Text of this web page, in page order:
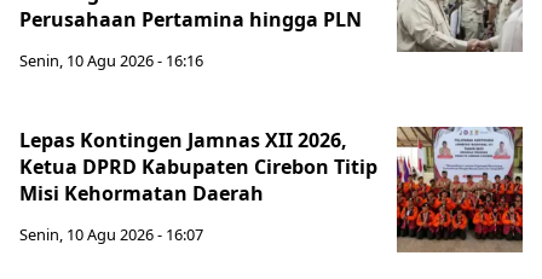
Perusahaan Pertamina hingga PLN
Senin, 10 Agu 2026 - 16:16
Lepas Kontingen Jamnas XII 2026,
Ketua DPRD Kabupaten Cirebon Titip
Misi Kehormatan Daerah
Senin, 10 Agu 2026 - 16:07